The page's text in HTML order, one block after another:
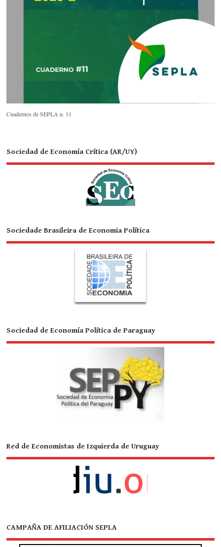
Cuadernos de SEPLA n. 11
Sociedad de Economía Crítica (AR/UY)
Sociedade Brasileira de Economia Política
Sociedad de Economía Política de Paraguay
Red de Economistas de Izquierda de Uruguay
CAMPAÑA DE AFILIACIÓN SEPLA